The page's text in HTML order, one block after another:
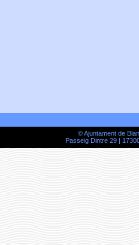
© Ajuntament de
Passeig Dintre 29 |